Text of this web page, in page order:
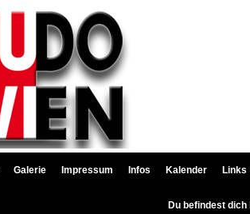
Galerie Impressum Infos Kalender Links
Du befindest